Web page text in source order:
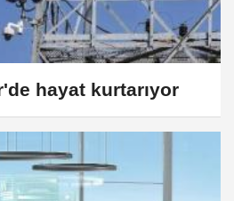
hayat kurtarıyor